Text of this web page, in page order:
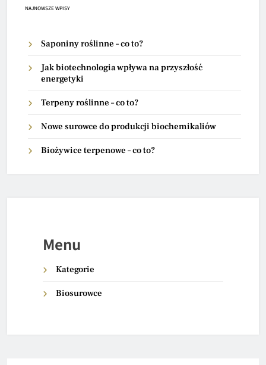
NAJNOWSZE WPISY
Saponiny roślinne – co to?
Jak biotechnologia wpływa na przyszłość
energetyki
Terpeny roślinne – co to?
Nowe surowce do produkcji biochemikaliów
Biożywice terpenowe – co to?
Menu
Kategorie
Biosurowce